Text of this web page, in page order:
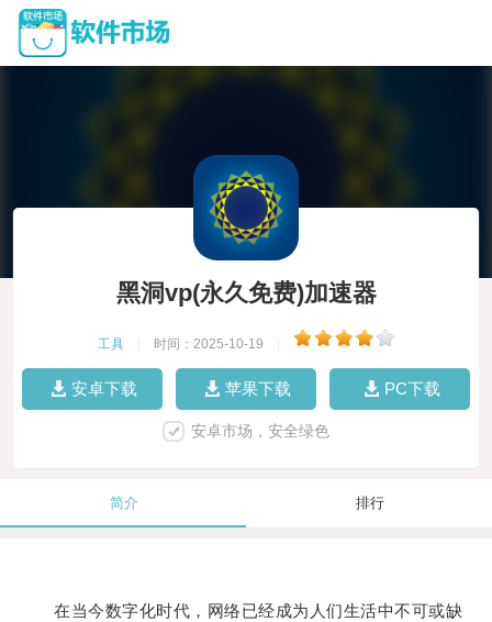
黑洞vp(永久免费)加速器
工具 时间：2025-10-19
安卓下载 苹果下载 PC下载
安卓市场，安全绿色
简介 排行
在当今数字化时代，网络已经成为人们生活中不可或缺